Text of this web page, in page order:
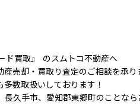
ド買取』 のスムトコ不動産へ
売却・買取り査定のご相談を承り
数取扱いしております！
久手市、愛知郡東郷町のことなら